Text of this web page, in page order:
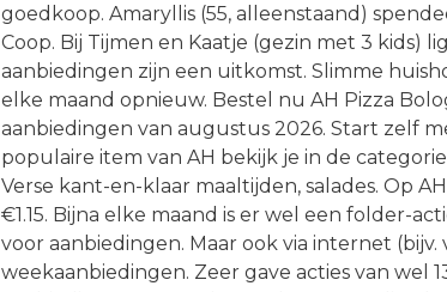
goedkoop. Amaryllis (55, alleenstaand)
Coop. Bij Tijmen en Kaatje (gezin met 3 kids)
aanbiedingen zijn een uitkomst. Slimme
elke maand opnieuw. Bestel nu AH Pizza
aanbiedingen van augustus 2026. Start zelf
populaire item van AH bekijk je in de
Verse kant-en-klaar maaltijden, salades. Op
€1.15. Bijna elke maand is er wel een folder-
voor aanbiedingen. Maar ook via internet
weekaanbiedingen. Zeer gave acties van wel